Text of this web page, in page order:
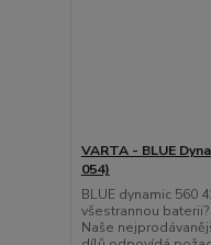
VARTA - BLUE
054)
BLUE dynamic 560
všestrannou
Naše